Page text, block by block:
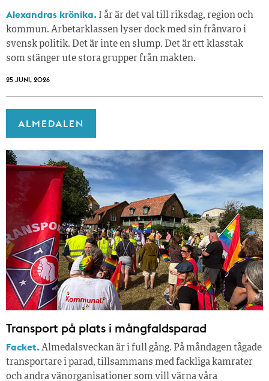
Alexandras krönika. I år är det val till riksdag, region och
kommun. Arbetarklassen lyser dock med sin frånvaro i
svensk politik. Det är inte en slump. Det är ett klasstak
som stänger ute stora grupper från makt­en.
25 JUNI, 2026
ALMEDALEN
Transport på plats i mångfaldsparad
Facket.Almedalsveckan är i full gång. På måndagen tågade
transportare i parad, tillsammans med fackliga kamrater
och andra vänorganisationer som vill värna våra